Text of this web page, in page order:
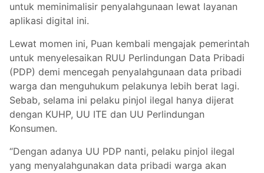
untuk meminimalisir penyalahgunaan lewat layanan
aplikasi digital ini.
Lewat momen ini, Puan kembali mengajak pemerintah
untuk menyelesaikan RUU Perlindungan Data Pribadi
(PDP) demi mencegah penyalahgunaan data pribadi
warga dan menguhukum pelakunya lebih berat lagi.
Sebab, selama ini pelaku pinjol ilegal hanya dijerat
dengan KUHP, UU ITE dan UU Perlindungan
Konsumen.
“Dengan adanya UU PDP nanti, pelaku pinjol ilegal
yang menyalahgunakan data pribadi warga akan